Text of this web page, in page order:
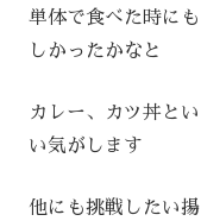
単体で食べた時に
しかったかなと
カレー、カツ丼と
い気がします
他にも挑戦したい